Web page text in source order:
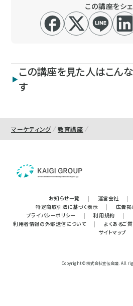
この講座をシ
この講座を見た人はこん
す
マーケティング 教育講座
お知らせ一覧 | 運営会社 |
特定商取引法に基づく表示
| 広告掲
プライバシーポリシー
| 利用規約 |
利用者情報の外部送信について
| よくあるご質
サイトマップ
Copyright © 株式会社宣伝会議. All